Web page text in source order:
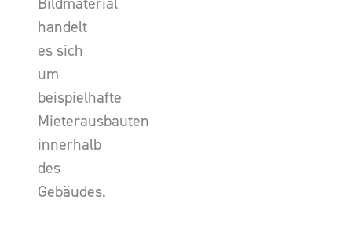
handelt
es sich
um
beispielhafte
Mieterausbauten
innerhalb
des
Gebäudes.